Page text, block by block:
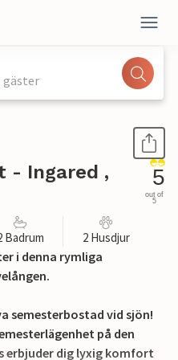
gäster
- Ingared ,
5
out of
5
Badrum 2 Husdjur
i denna rymliga
semesterbostad vid sjön!
på den
erbjuder dig lyxig komfort